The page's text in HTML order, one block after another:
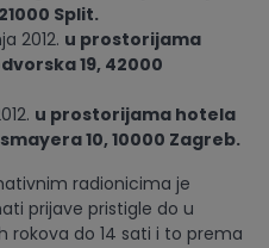
Split.
2012. u prostorijama
19, 42000
u prostorijama hotela
10, 10000 Zagreb.
radionicima je
prijave pristigle do u
rokova do 14 sati i to prema